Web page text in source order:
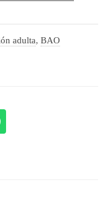
adulta, BAO